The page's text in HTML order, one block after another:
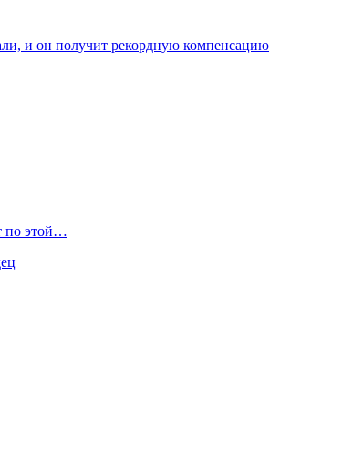
и он получит рекордную компенсацию
по этой…